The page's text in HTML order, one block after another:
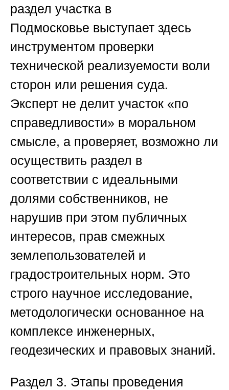
раздел участка в
Подмосковье выступает здесь
инструментом проверки
технической реализуемости воли
сторон или решения суда.
Эксперт не делит участок «по
справедливости» в моральном
смысле, а проверяет, возможно ли
осуществить раздел в
соответствии с идеальными
долями собственников, не
нарушив при этом публичных
интересов, прав смежных
землепользователей и
градостроительных норм. Это
строго научное исследование,
методологически основанное на
комплексе инженерных,
геодезических и правовых знаний.
Раздел 3. Этапы проведения